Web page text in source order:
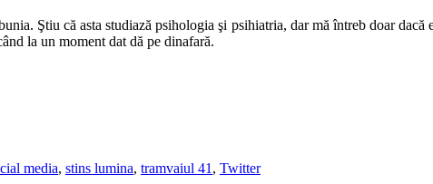
Ştiu că asta studiază psihologia şi psihiatria, dar mă întreb doar dacă
la un moment dat dă pe dinafară.
media, stins lumina, tramvaiul 41 , Twitter